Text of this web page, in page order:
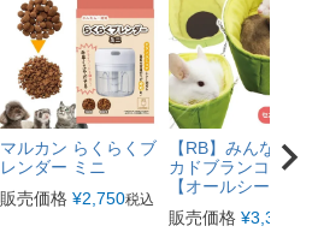
マルカン らくらくブ
レンダー ミニ
販売価格 ¥2,750税込
【RB】みんなのア
カドブランコ（F2
【オールシーズン
販売価格 ¥3,300